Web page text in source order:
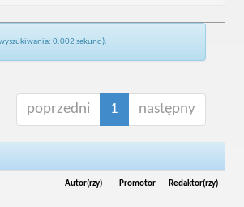
0.002 sekund).
poprzedni 1 następny
Autor(rzy) Promotor Redaktor(rzy)